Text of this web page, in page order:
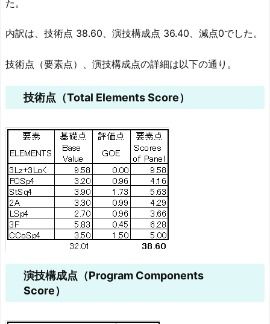
た。
内訳は、技術点 38.60、演技構成点 36.40、減点0でした。
技術点（要素点）、演技構成点の詳細は以下の通り。
技術点（Total Elements Score）
演技構成点（Program Components
Score）